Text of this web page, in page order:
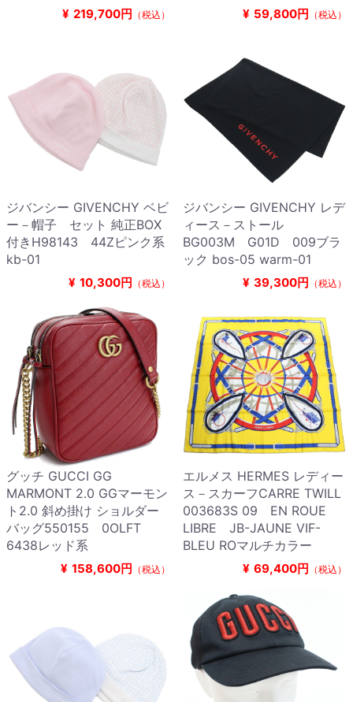
¥ 219,700円 （税込） ¥ 59,800円 （税込）
ジバンシー GIVENCHY ベビ
ー－帽子 セット 純正BOX
付きH98143 44Zピンク系
kb-01
¥ 10,300円 （税込）
ジバンシー GIVENCHY レデ
ィース－ストール
BG003M G01D 009ブラ
ック bos-05 warm-01
¥ 39,300円 （税込）
グッチ GUCCI GG
MARMONT 2.0 GGマーモン
ト2.0 斜め掛け ショルダー
バッグ550155 0OLFT
6438レッド系
¥ 158,600円 （税込）
エルメス HERMES レディー
ス－スカーフCARRE TWILL
003683S 09 EN ROUE
LIBRE JB-JAUNE VIF-
BLEU ROマルチカラー
¥ 69,400円 （税込）